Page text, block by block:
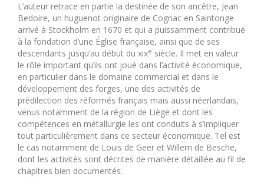
L’auteur retrace en partie la destinée de son ancêtre, Jean
Bedoire, un huguenot originaire de Cognac en Saintonge
arrivé à Stockholm en 1670 et qui a puissamment contribué
à la fondation d’une Église française, ainsi que de ses
descendants jusqu’au début du xixe siècle. Il met en valeur
le rôle important qu’ils ont joué dans l’activité économique,
en particulier dans le domaine commercial et dans le
développement des forges, une des activités de
prédilection des réformés français mais aussi néerlandais,
venus notamment de la région de Liège et dont les
compétences en métallurgie les ont conduits à s’impliquer
tout particulièrement dans ce secteur économique. Tel est
le cas notamment de Louis de Geer et Willem de Besche,
dont les activités sont décrites de manière détaillée au fil de
chapitres bien documentés.